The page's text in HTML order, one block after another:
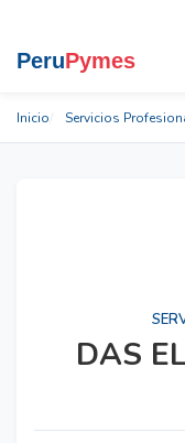
Inicio Servicios
DAS